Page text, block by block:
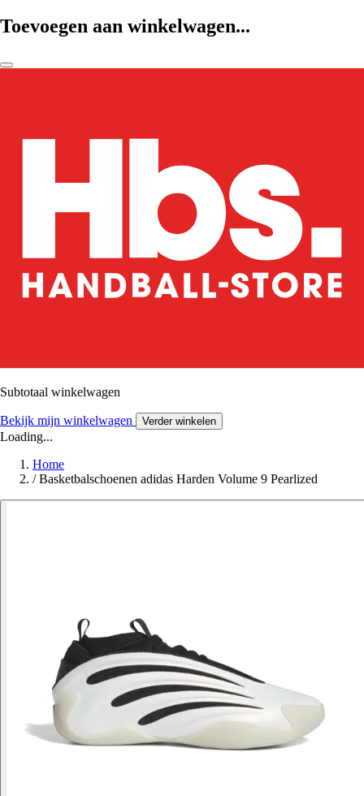
Toevoegen aan winkelwagen...
Subtotaal winkelwagen
Bekijk mijn winkelwagen Verder winkelen
Loading...
Home
/ Basketbalschoenen adidas Harden Volume 9 Pearlized